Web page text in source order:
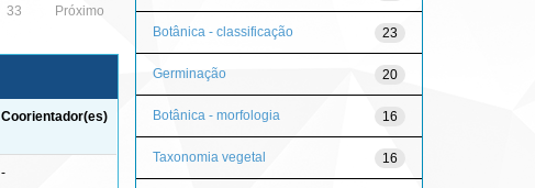
33 Próximo
Coorientador(es)
-
23
Botânica - classificação
20
Germinação
16
Botânica - morfologia
16
Taxonomia vegetal